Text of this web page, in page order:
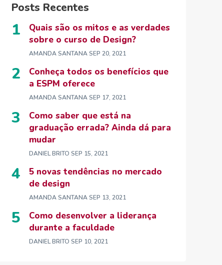
Posts Recentes
Quais são os mitos e as verdades
sobre o curso de Design?
AMANDA SANTANASEP 20, 2021
Conheça todos os benefícios que
a ESPM oferece
AMANDA SANTANASEP 17, 2021
Como saber que está na
graduação errada? Ainda dá para
mudar
DANIEL BRITO SEP 15, 2021
5 novas tendências no mercado
de design
AMANDA SANTANASEP 13, 2021
Como desenvolver a liderança
durante a faculdade
DANIEL BRITO SEP 10, 2021